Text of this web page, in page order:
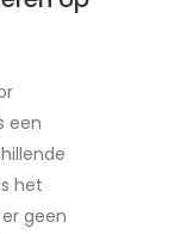
een
het
geen